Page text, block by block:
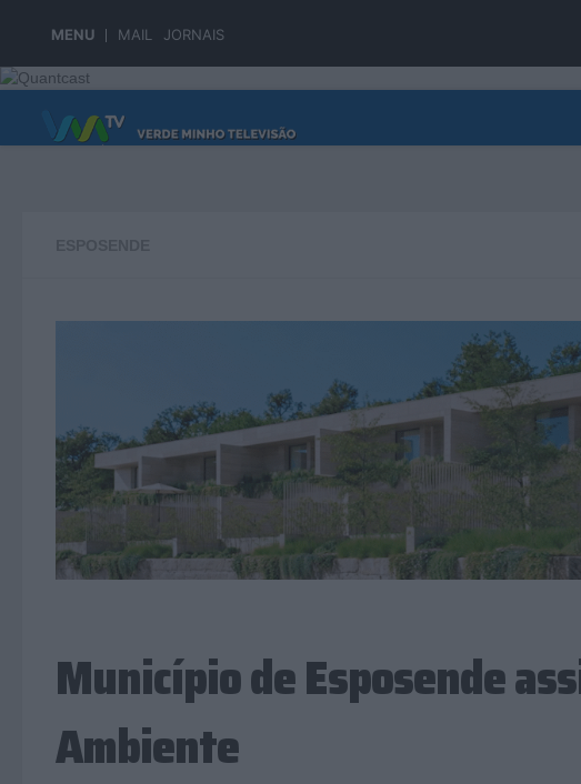
MENU MAIL JORNAIS
Skip to content
Município de Esposende
Ambiente